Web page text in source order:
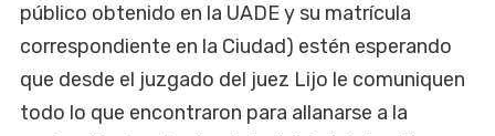
público obtenido en la UADE y su matrícula
correspondiente en la Ciudad) estén esperando
que desde el juzgado del juez Lijo le comuniquen
todo lo que encontraron para allanarse a la